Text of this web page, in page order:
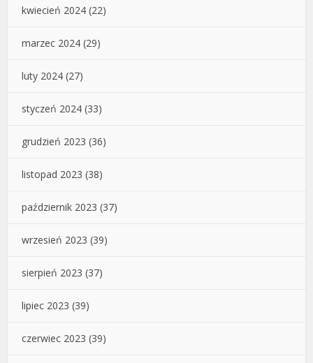
kwiecień 2024 (22)
marzec 2024 (29)
luty 2024 (27)
styczeń 2024 (33)
grudzień 2023 (36)
listopad 2023 (38)
październik 2023 (37)
wrzesień 2023 (39)
sierpień 2023 (37)
lipiec 2023 (39)
czerwiec 2023 (39)